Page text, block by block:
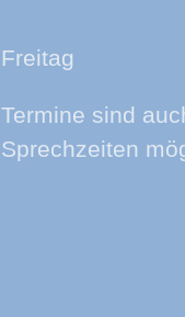
Freitag
Termine sind
Sprechzeiten